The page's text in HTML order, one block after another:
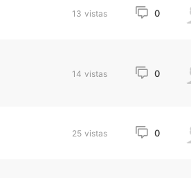
13 vistas 0
14 vistas 0
25 vistas 0